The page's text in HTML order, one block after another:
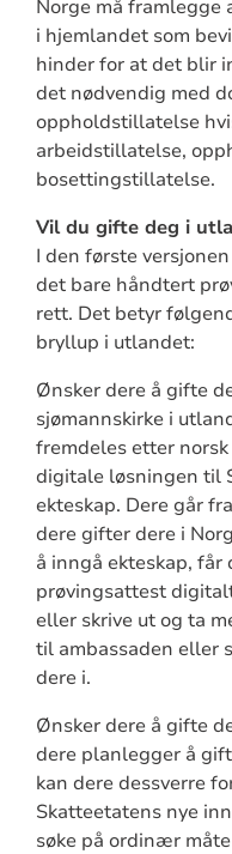
Norge må
i hjemlandet som
hinder for at det blir
det nødvendig med
oppholdstillatelse
arbeidstillatelse,
bosettingstillatelse.
Vil du gifte deg i
I den første
det bare håndtert
rett. Det betyr
bryllup i utlandet:
Ønsker dere å gifte
sjømannskirke i
fremdeles etter
digitale løsningen til
ekteskap. Dere går
dere gifter dere i
å inngå ekteskap, får
prøvingsattest
eller skrive ut og ta
til ambassaden eller
dere i.
Ønsker dere å gifte
dere planlegger å
kan dere dessverre
Skatteetatens nye
søke på ordinær